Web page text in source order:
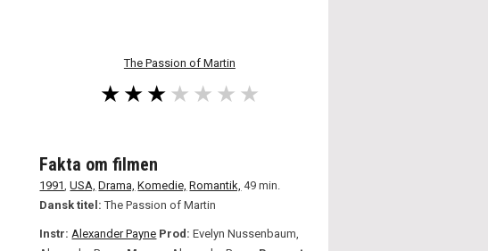
The Passion of Martin
Fakta om filmen
1991,USA, Drama, Komedie, Romantik, 49 min.
Dansk titel:The Passion of Martin
Instr: Alexander Payne Prod: Evelyn Nussenbaum,